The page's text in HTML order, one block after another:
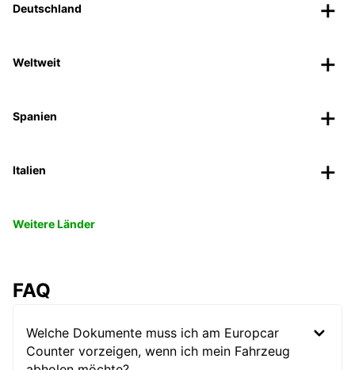
Deutschland
Weltweit
Spanien
Italien
Weitere Länder
FAQ
Welche Dokumente muss ich am Europcar
Counter vorzeigen, wenn ich mein Fahrzeug